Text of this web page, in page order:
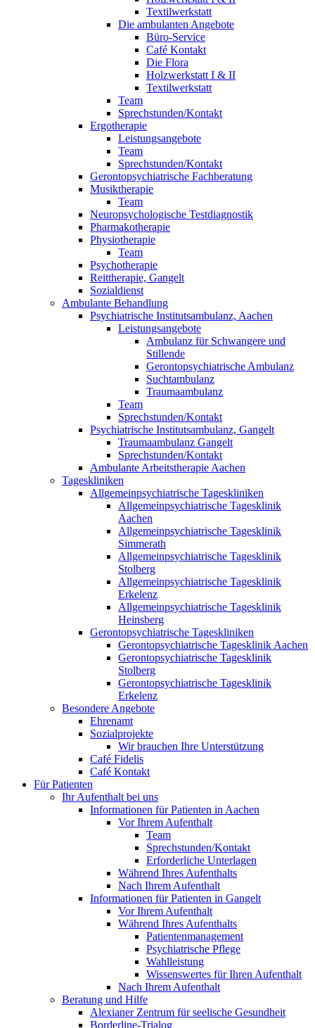
Textilwerkstatt
Die ambulanten Angebote
Büro-Service
Café Kontakt
Die Flora
Holzwerkstatt I & II
Textilwerkstatt
Team
Sprechstunden/Kontakt
Ergotherapie
Leistungsangebote
Team
Sprechstunden/Kontakt
Gerontopsychiatrische Fachberatung
Musiktherapie
Team
Neuropsychologische Testdiagnostik
Pharmakotherapie
Physiotherapie
Team
Psychotherapie
Reittherapie, Gangelt
Sozialdienst
Ambulante Behandlung
Psychiatrische Institutsambulanz, Aachen
Leistungsangebote
Ambulanz für Schwangere und
Stillende
Gerontopsychiatrische Ambulanz
Suchtambulanz
Traumaambulanz
Team
Sprechstunden/Kontakt
Psychiatrische Institutsambulanz, Gangelt
Traumaambulanz Gangelt
Sprechstunden/Kontakt
Ambulante Arbeitstherapie Aachen
Tageskliniken
Allgemeinpsychiatrische Tageskliniken
Allgemeinpsychiatrische Tagesklinik
Aachen
Allgemeinpsychiatrische Tagesklinik
Simmerath
Allgemeinpsychiatrische Tagesklinik
Stolberg
Allgemeinpsychiatrische Tagesklinik
Erkelenz
Allgemeinpsychiatrische Tagesklinik
Heinsberg
Gerontopsychiatrische Tageskliniken
Gerontopsychiatrische Tagesklinik Aachen
Gerontopsychiatrische Tagesklinik
Stolberg
Gerontopsychiatrische Tagesklinik
Erkelenz
Besondere Angebote
Ehrenamt
Sozialprojekte
Wir brauchen Ihre Unterstützung
Café Fidelis
Café Kontakt
Für Patienten
Ihr Aufenthalt bei uns
Informationen für Patienten in Aachen
Vor Ihrem Aufenthalt
Team
Sprechstunden/Kontakt
Erforderliche Unterlagen
Während Ihres Aufenthalts
Nach Ihrem Aufenthalt
Informationen für Patienten in Gangelt
Vor Ihrem Aufenthalt
Während Ihres Aufenthalts
Patientenmanagement
Psychiatrische Pflege
Wahlleistung
Wissenswertes für Ihren Aufenthalt
Nach Ihrem Aufenthalt
Beratung und Hilfe
Alexianer Zentrum für seelische Gesundheit
Borderline-Trialog